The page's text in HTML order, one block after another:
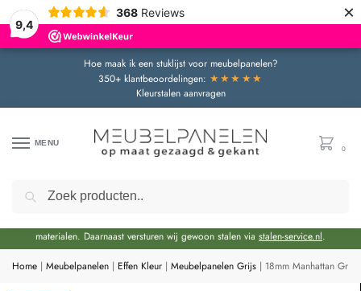
9,4
368 Reviews ×
Hoe maak ik een stuklijst voor meubelpanelen?
350+ klantbeoordelingen: ★★★★★
Kleurstalen aanvragen
MENU
0
Door de bouwvakperiode geldt momenteel een extra levertijd van circa 3 weken
materialen. Daarnaast versturen wij gewoon stalen via stalen-service.nl.
Home | Meubelpanelen | Effen Kleur | Meubelpanelen Grijs | 18mm Manhattan